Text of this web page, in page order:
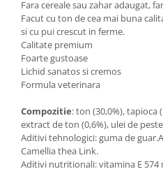
Fara cereale sau zahar adaugat,
Facut cu ton de cea mai buna
si cu pui crescut in ferme.
Calitate premium
Foarte gustoase
Lichid sanatos si cremos
Formula veterinara
Compozitie: ton (30,0%), tapioca
extract de ton (0,6%), ulei de
Aditivi tehnologici: guma de
Camellia thea Link.
Aditivi nutritionali: vitamina E 574